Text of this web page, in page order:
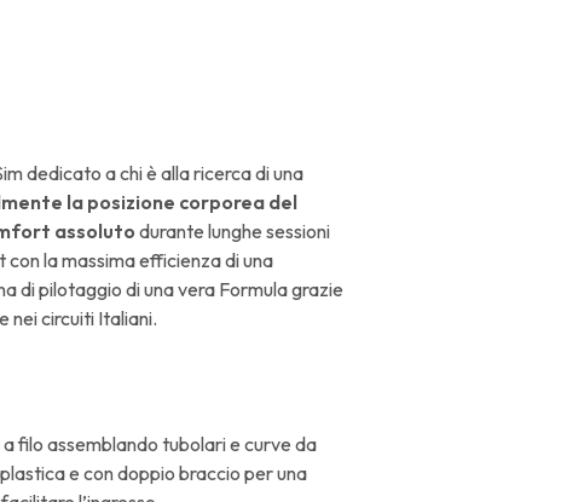
dedicato a chi è alla ricerca di una
la posizione corporea del
assolutodurante lunghe sessioni
la massima efficienza di una
di pilotaggio di una vera Formula grazie
nei circuiti Italiani.
filo assemblando tubolari e curve da
e con doppio braccio per una